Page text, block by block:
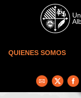
Skip to main content
QUIENES SOMOS